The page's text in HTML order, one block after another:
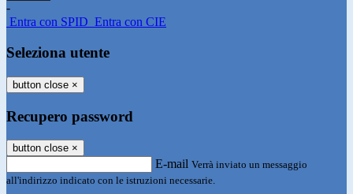
-
Entra con SPID Entra con CIE
Seleziona utente
button close ×
Recupero password
button close ×
E-mail Verrà inviato un messaggio
all'indirizzo indicato con le istruzioni necessarie.